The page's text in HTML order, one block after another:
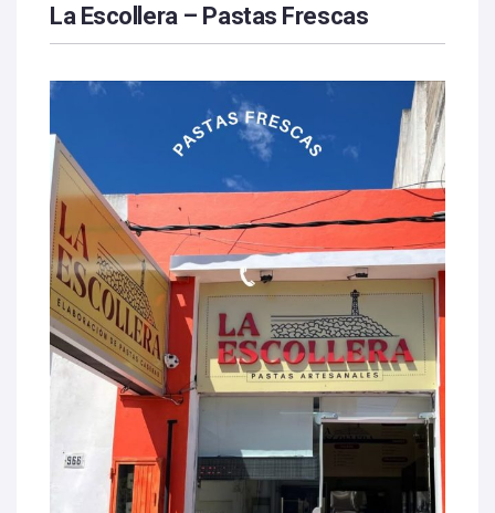
La Escollera – Pastas Frescas